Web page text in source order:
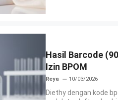
Hasil Barcode
Izin BPOM
Reya 10/03/2026
Diethy dengan kode